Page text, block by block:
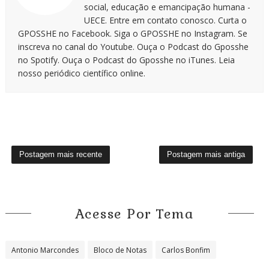
social, educação e emancipação humana -
UECE. Entre em contato conosco. Curta o
GPOSSHE no Facebook. Siga o GPOSSHE no Instagram. Se
inscreva no canal do Youtube. Ouça o Podcast do Gposshe
no Spotify. Ouça o Podcast do Gposshe no iTunes. Leia
nosso periódico científico online.
Postagem mais recente Postagem mais antiga
Acesse Por Tema
Antonio Marcondes Bloco de Notas Carlos Bonfim